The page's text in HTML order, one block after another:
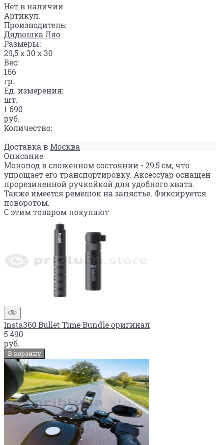
Нет в наличии
Артикул:
Производитель:
Дядюшка Ляо
Размеры:
29,5 x 30 x 30
Вес:
166
гр.
Ед. измерения:
шт.
1 690
руб.
Количество:
Доставка вМосква
Описание
Монопод в сложенном состоянии - 29,5 см, что
упрощает его транспортировку. Аксессуар оснащен
прорезиненной ручкойкой для удобного хвата.
Также имеется ремешок на запястье. Фиксируется
поворотом.
С этим товаром покупают
Insta360 Bullet Time Bundle оригинал
5 490
руб.
В корзину